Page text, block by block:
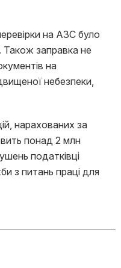
на АЗС було
Також заправка не
на
небезпеки,
нарахованих за
понад 2 млн
податківці
з питань праці для